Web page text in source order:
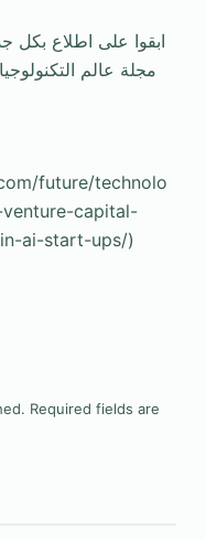
ابقوا على اطلاع بكل
مجلة عالم
future/technolo
capital-
ai-start-ups/)
Required fields are